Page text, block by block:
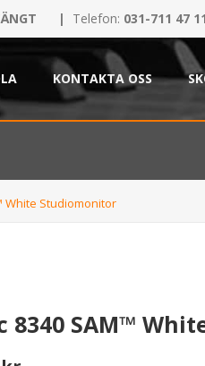
| Telefon: 031-711 47
KONTAKTA OSS
White Studiomonitor
8340 SAM™